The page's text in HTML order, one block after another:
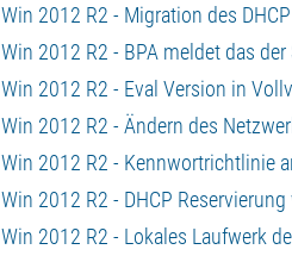
Win 2012 R2 - Migration des
Win 2012 R2 - BPA meldet das
Win 2012 R2 - Eval Version in
Win 2012 R2 - Ändern des
Win 2012 R2 - Kennwortrichtlinie
Win 2012 R2 - DHCP
Win 2012 R2 - Lokales Laufwerk